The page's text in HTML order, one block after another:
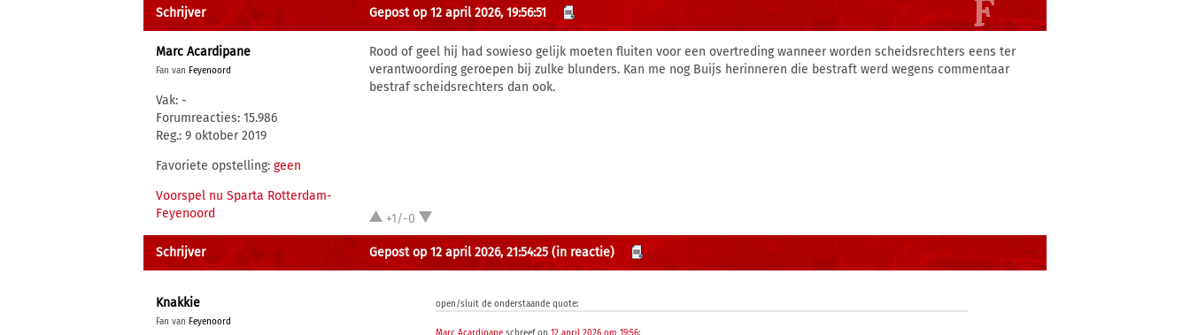
Schrijver Gepost op 12 april 2026, 19:56:51
Marc Acardipane
Fan van Feyenoord
Vak: -
Forumreacties: 15.986
Reg.: 9 oktober 2019
Favoriete opstelling: geen
Voorspel nu Sparta Rotterdam-
Feyenoord
Rood of geel hij had sowieso gelijk moeten fluiten voor een overtreding wanneer worden scheidsrechters eens ter
verantwoording geroepen bij zulke blunders. Kan me nog Buijs herinneren die bestraft werd wegens commentaar
bestraf scheidsrechters dan ook.
+1/-0
Schrijver Gepost op 12 april 2026, 21:54:25 (in reactie)
Knakkie
Fan van Feyenoord
open/sluit de onderstaande quote: